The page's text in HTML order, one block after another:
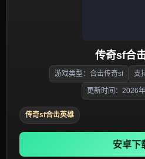
传奇sf合
游戏类型：合击传奇sf 支
更新时间：2026
传奇sf合击英雄
安卓下